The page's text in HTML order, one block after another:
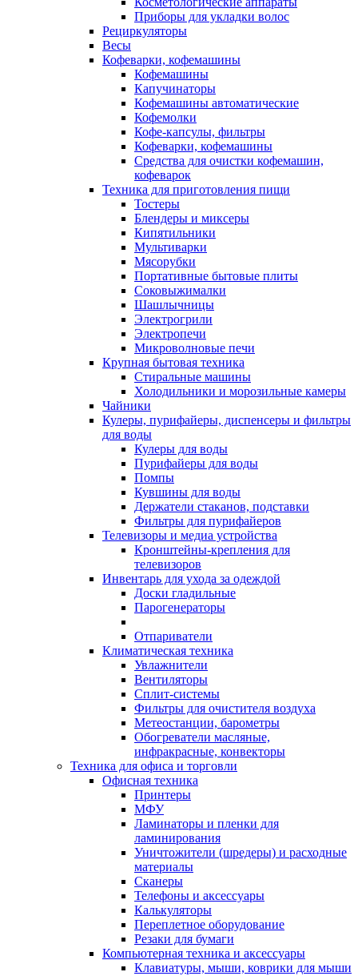
Приборы для укладки волос
Рециркуляторы
Весы
Кофеварки, кофемашины
Кофемашины
Капучинаторы
Кофемашины автоматические
Кофемолки
Кофе-капсулы, фильтры
Кофеварки, кофемашины
Средства для очистки кофемашин,
кофеварок
Техника для приготовления пищи
Тостеры
Блендеры и миксеры
Кипятильники
Мультиварки
Мясорубки
Портативные бытовые плиты
Соковыжималки
Шашлычницы
Электрогрили
Электропечи
Микроволновые печи
Крупная бытовая техника
Стиральные машины
Холодильники и морозильные камеры
Чайники
Кулеры, пурифайеры, диспенсеры и фильтры
для воды
Кулеры для воды
Пурифайеры для воды
Помпы
Кувшины для воды
Держатели стаканов, подставки
Фильтры для пурифайеров
Телевизоры и медиа устройства
Кронштейны-крепления для
телевизоров
Инвентарь для ухода за одеждой
Доски гладильные
Парогенераторы
Отпариватели
Климатическая техника
Увлажнители
Вентиляторы
Сплит-системы
Фильтры для очистителя воздуха
Метеостанции, барометры
Обогреватели масляные,
инфракрасные, конвекторы
Техника для офиса и торговли
Офисная техника
Принтеры
МФУ
Ламинаторы и пленки для
ламинирования
Уничтожители (шредеры) и расходные
материалы
Сканеры
Телефоны и аксессуары
Калькуляторы
Переплетное оборудование
Резаки для бумаги
Компьютерная техника и аксессуары
Клавиатуры, мыши, коврики для мыши